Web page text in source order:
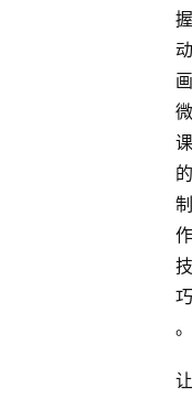
握
动
画
微
课
的
制
作
技
巧
。
让